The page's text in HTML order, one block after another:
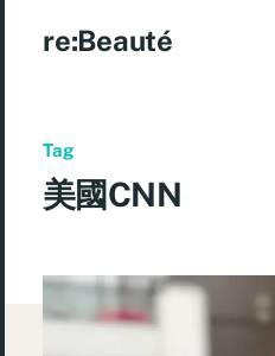
re:Beauté
Tag
美國CNN